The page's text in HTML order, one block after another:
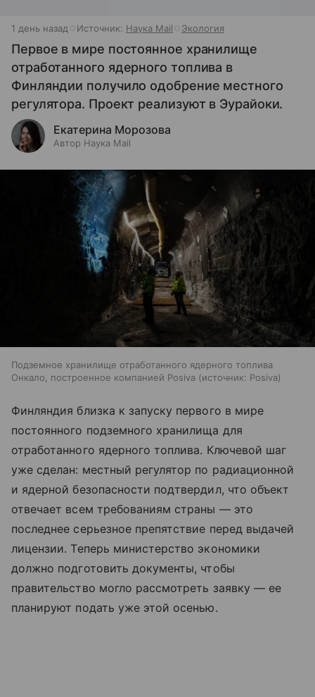
1 день назад Источник: Наука Mail Экология
Первое в мире постоянное хранилище
отработанного ядерного топлива в
Финляндии получило одобрение местного
регулятора. Проект реализуют в Эурайоки.
Екатерина Морозова
Автор Наука Mail
Подземное хранилище отработанного ядерного топлива
Онкало, построенное компанией Posiva
источник: Posiva
Финляндия близка к запуску первого в мире
постоянного подземного хранилища для
отработанного ядерного топлива. Ключевой шаг
уже сделан: местный регулятор по радиационной
и ядерной безопасности подтвердил, что объект
отвечает всем требованиям страны — это
последнее серьезное препятствие перед выдачей
лицензии. Теперь министерство экономики
должно подготовить документы, чтобы
правительство могло рассмотреть заявку — ее
планируют подать уже этой осенью.